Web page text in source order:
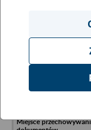
Ukryj